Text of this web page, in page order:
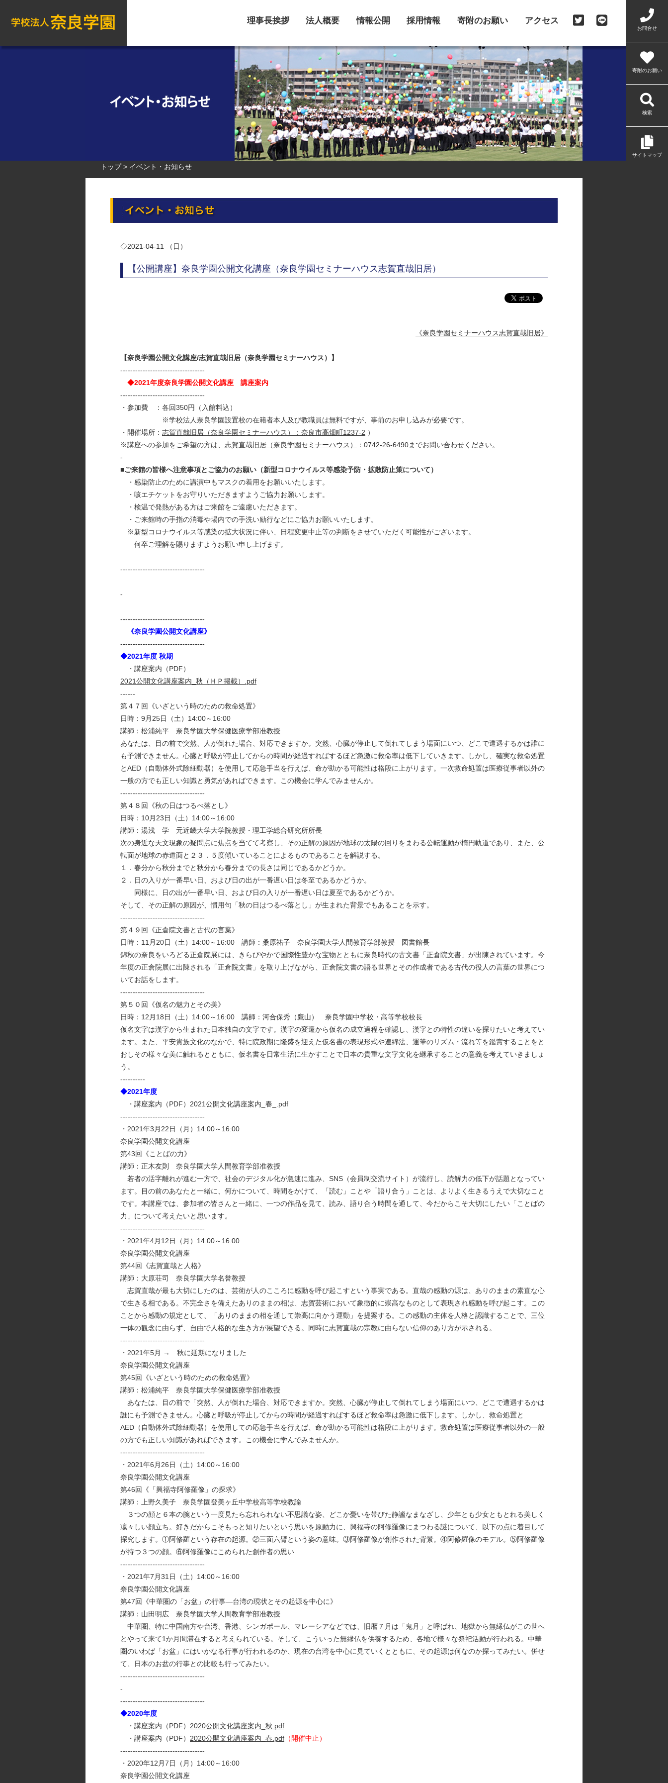
理事長挨拶 法人概要 情報公開 採用情報 寄附のお願い アクセス
お問合せ
寄附のお願い
検索
サイトマップ
トップ イベント・お知らせ
◇2021-04-11 （日）
【公開講座】奈良学園公開文化講座（奈良学園セミナーハウス志賀直哉旧居）
《奈良学園セミナーハウス志賀直哉旧居》
【奈良学園公開文化講座/志賀直哉旧居（奈良学園セミナーハウス）】
----------------------------------
◆2021年度奈良学園公開文化講座 講座案内
----------------------------------
・参加費 ：各回350円（入館料込）
※学校法人奈良学園設置校の在籍者本人及び教職員は無料ですが、事前のお申し込みが必要です。
・開催場所： 志賀直哉旧居（奈良学園セミナーハウス）：奈良市高畑町1237-2 ）
※講座への参加をご希望の方は、 志賀直哉旧居（奈良学園セミナーハウス）
：0742-26-6490までお問い合わせください。
-
■ご来館の皆様へ注意事項とご協力のお願い（新型コロナウイルス等感染予防・拡散防止策について）
・感染防止のために講演中もマスクの着用をお願いいたします。
・咳エチケットをお守りいただきますようご協力お願いします。
・検温で発熱がある方はご来館をご遠慮いただきます。
・ご来館時の手指の消毒や場内での手洗い励行などにご協力お願いいたします。
※新型コロナウイルス等感染の拡大状況に伴い、日程変更中止等の判断をさせていただく可能性がございます。
何卒ご理解を賜りますようお願い申し上げます。
----------------------------------
-
----------------------------------
《奈良学園公開文化講座》
----------------------------------
◆2021年度 秋期
・講座案内（PDF）
2021公開文化講座案内_秋（ＨＰ掲載）.pdf
------
第４７回《いざという時のための救命処置》
日時：9月25日（土）14:00～16:00
講師：松浦純平 奈良学園大学保健医療学部准教授
あなたは、目の前で突然、人が倒れた場合、対応できますか。突然、心臓が停止して倒れてしまう場面にいつ、どこで遭遇するかは誰に
も予測できません。心臓と呼吸が停止してからの時間が経過すればするほど急激に救命率は低下していきます。しかし、確実な救命処置
とAED（自動体外式除細動器）を使用して応急手当を行えば、命が助かる可能性は格段に上がります。一次救命処置は医療従事者以外の
一般の方でも正しい知識と勇気があればできます。この機会に学んでみませんか。
----------------------------------
第４８回《秋の日はつるべ落とし》
日時：10月23日（土）14:00～16:00
講師：湯浅 学 元近畿大学大学院教授・理工学総合研究所所長
次の身近な天文現象の疑問点に焦点を当てて考察し、その正解の原因が地球の太陽の回りをまわる公転運動が楕円軌道であり、また、公
転面が地球の赤道面と２３．５度傾いていることによるものであることを解説する。
１．春分から秋分までと秋分から春分までの長さは同じであるかどうか。
２．日の入りが一番早い日、および日の出が一番遅い日は冬至であるかどうか。
同様に、日の出が一番早い日、および日の入りが一番遅い日は夏至であるかどうか。
そして、その正解の原因が、慣用句「秋の日はつるべ落とし」が生まれた背景でもあることを示す。
----------------------------------
第４９回《正倉院文書と古代の言葉》
日時：11月20日（土）14:00～16:00 講師：桑原祐子 奈良学園大学人間教育学部教授 図書館長
錦秋の奈良をいろどる正倉院展には、きらびやかで国際性豊かな宝物とともに奈良時代の古文書「正倉院文書」が出陳されています。今
年度の正倉院展に出陳される「正倉院文書」を取り上げながら、正倉院文書の語る世界とその作成者である古代の役人の言葉の世界につ
いてお話をします。
----------------------------------
第５０回《仮名の魅力とその美》
日時：12月18日（土）14:00～16:00 講師：河合保秀（鷹山） 奈良学園中学校・高等学校校長
仮名文字は漢字から生まれた日本独自の文字です。漢字の変遷から仮名の成立過程を確認し、漢字との特性の違いを探りたいと考えてい
ます。また、平安貴族文化のなかで、特に院政期に隆盛を迎えた仮名書の表現形式や連綿法、運筆のリズム・流れ等を鑑賞することをと
おしその様々な美に触れるとともに、仮名書を日常生活に生かすことで日本の貴重な文字文化を継承することの意義を考えていきましょ
う。
----------
◆2021年度
・講座案内（PDF） 2021公開文化講座案内_春_.pdf
----------------------------------
・2021年3月22日（月）14:00～16:00
奈良学園公開文化講座
第43回《ことばの力》
講師：正木友則 奈良学園大学人間教育学部准教授
若者の活字離れが進む一方で、社会のデジタル化が急速に進み、SNS（会員制交流サイト）が流行し、読解力の低下が話題となってい
ます。目の前のあなたと一緒に、何かについて、時間をかけて、「読む」ことや「語り合う」ことは、よりよく生きるうえで大切なこと
です。本講座では、参加者の皆さんと一緒に、一つの作品を見て、読み、語り合う時間を通して、今だからこそ大切にしたい「ことばの
力」について考えたいと思います。
----------------------------------
・2021年4月12日（月）14:00～16:00
奈良学園公開文化講座
第44回《志賀直哉と人格》
講師：大原荘司 奈良学園大学名誉教授
志賀直哉が最も大切にしたのは、芸術が人のこころに感動を呼び起こすという事実である。直哉の感動の源は、ありのままの素直な心
で生きる相である。不完全さを備えたありのままの相は、志賀芸術において象徴的に崇高なものとして表現され感動を呼び起こす。この
ことから感動の規定として、「ありのままの相を通して崇高に向かう運動」を提案する。この感動の主体を人格と認識することで、三位
一体の観念に由らず、自由で人格的な生き方が展望できる。同時に志賀直哉の宗教に由らない信仰のあり方が示される。
----------------------------------
・2021年5月 → 秋に延期になりました
奈良学園公開文化講座
第45回《いざという時のための救命処置》
講師：松浦純平 奈良学園大学保健医療学部准教授
あなたは、目の前で「突然、人が倒れた場合、対応できますか。突然、心臓が停止して倒れてしまう場面にいつ、どこで遭遇するかは
誰にも予測できません。心臓と呼吸が停止してからの時間が経過すればするほど救命率は急激に低下します。しかし、救命処置と
AED（自動体外式除細動器）を使用しての応急手当を行えば、命が助かる可能性は格段に上がります。救命処置は医療従事者以外の一般
の方でも正しい知識があればできます。この機会に学んでみませんか。
----------------------------------
・2021年6月26日（土）14:00～16:00
奈良学園公開文化講座
第46回《「興福寺阿修羅像」の探求》
講師：上野久美子 奈良学園登美ヶ丘中学校高等学校教諭
３つの顔と６本の腕という一度見たら忘れられない不思議な姿、どこか憂いを帯びた静謐なまなざし、少年とも少女ともとれる美しく
凜々しい顔立ち。好きだからこそもっと知りたいという思いを原動力に、興福寺の阿修羅像にまつわる謎について、以下の点に着目して
探究します。①阿修羅という存在の起源。②三面六臂という姿の意味。③阿修羅像が創作された背景。④阿修羅像のモデル。⑤阿修羅像
が持つ３つの顔。⑥阿修羅像にこめられた創作者の思い
----------------------------------
・2021年7月31日（土）14:00～16:00
奈良学園公開文化講座
第47回《中華圏の「お盆」の行事―台湾の現状とその起源を中心に》
講師：山田明広 奈良学園大学人間教育学部准教授
中華圏、特に中国南方や台湾、香港、シンガポール、マレーシアなどでは、旧暦７月は「鬼月」と呼ばれ、地獄から無縁仏がこの世へ
とやって来て1か月間滞在すると考えられている。そして、こういった無縁仏を供養するため、各地で様々な祭祀活動が行われる。中華
圏のいわば「お盆」にはいかなる行事が行われるのか、現在の台湾を中心に見ていくとともに、その起源は何なのか探ってみたい。併せ
て、日本のお盆の行事との比較も行ってみたい。
----------------------------------
-
----------------------------------
◆2020年度
・講座案内（PDF） 2020公開文化講座案内_秋.pdf
・講座案内（PDF） 2020公開文化講座案内_春.pdf （開催中止）
----------------------------------
・2020年12月7日（月）14:00～16:00
奈良学園公開文化講座